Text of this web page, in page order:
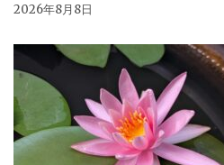
2026年8月8日